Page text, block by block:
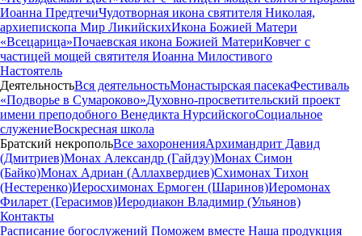
Иоанна ПредтечиЧудотворная икона святителя Николая,
архиепископа Мир ЛикийскихИкона Божией Матери
«Всецарица»Почаевская икона Божией МатериКовчег с
частицей мощей святителя Иоанна Милостивого
Настоятель
ДеятельностьВся деятельностьМонастырская пасекаФестиваль
«Подворье в Сумароково»Духовно-просветительский проект
имени преподобного Венедикта НурсийскогоСоциальное
служениеВоскресная школа
Братский некропольВсе захороненияАрхимандрит Давид
(Дмитриев)Монах Александр (Гайдэу)Монах Симон
(Байко)Монах Адриан (Аллахвердиев)Схимонах Тихон
(Нестеренко)Иеросхимонах Ермоген (Шаринов)Иеромонах
Филарет (Герасимов)Иеродиакон Владимир (Ульянов)
Контакты
Расписание богослужений Поможем вместе Наша продукция